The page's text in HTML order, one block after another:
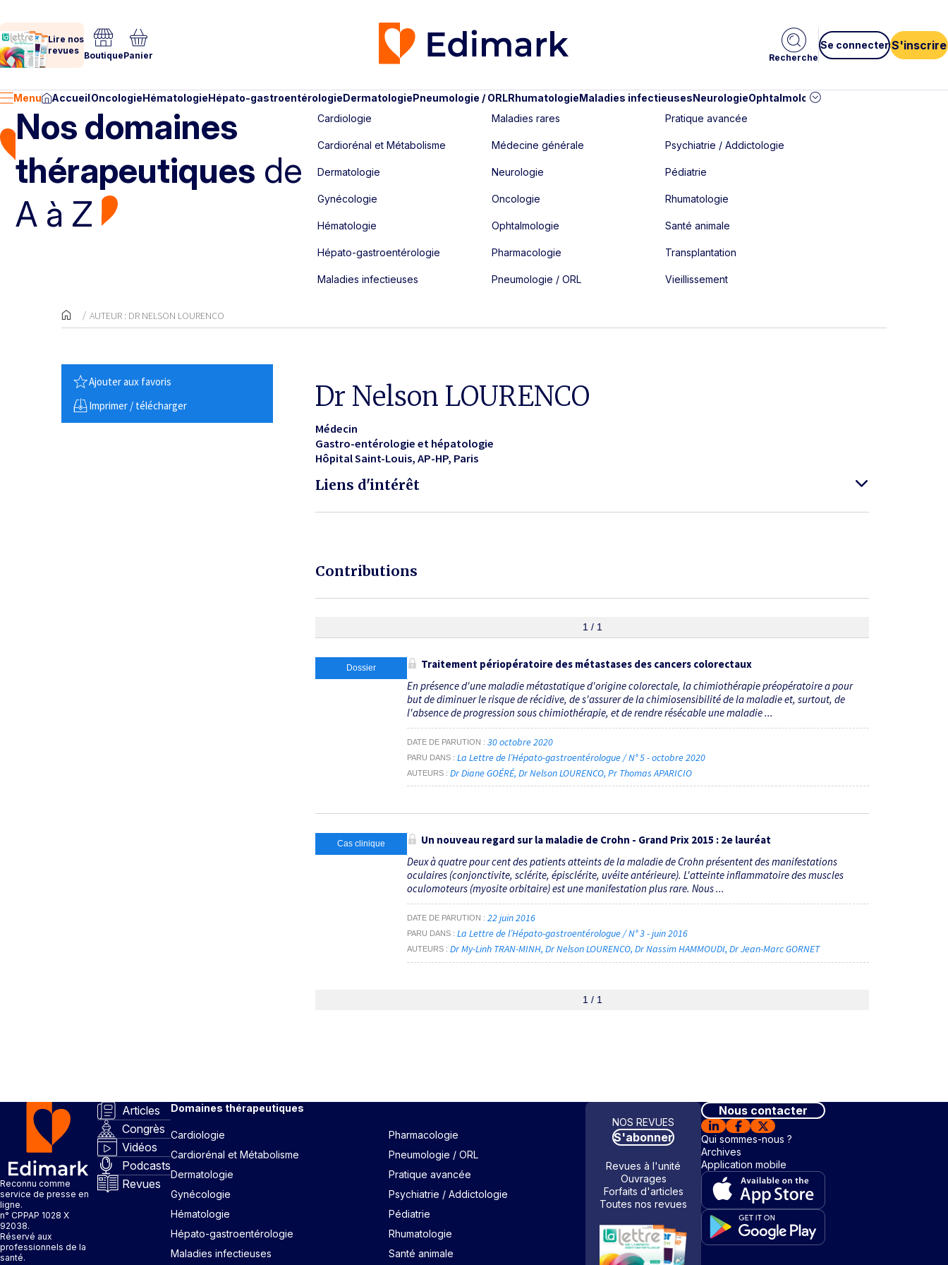
Lire nos
revues BoutiquePanier Recherche
Se connecter S'inscrire
Menu AccueilOncologieHématologieHépato-gastroentérologieDermatologiePneumologie / ORLRhumatologieMaladies infectieusesNeurologieOphtalmologie
Nos domaines
thérapeutiques de
A à Z
Cardiologie
Cardiorénal et Métabolisme
Dermatologie
Gynécologie
Hématologie
Hépato-gastroentérologie
Maladies infectieuses
Maladies rares
Médecine générale
Neurologie
Oncologie
Ophtalmologie
Pharmacologie
Pneumologie / ORL
Pratique avancée
Psychiatrie / Addictologie
Pédiatrie
Rhumatologie
Santé animale
Transplantation
Vieillissement
AUTEUR : DR NELSON LOURENCO
Ajouter aux favoris
Imprimer / télécharger
Dr Nelson LOURENCO
Médecin
Gastro-entérologie et hépatologie
Hôpital Saint-Louis, AP-HP Paris
Liens d'intérêt
Contributions
1 / 1
Dossier
Traitement périopératoire des métastases des cancers colorectaux
En présence d'une maladie métastatique d'origine colorectale, la chimiothérapie préopératoire a pour
but de diminuer le risque de récidive, de s'assurer de la chimiosensibilité de la maladie et, surtout, de
l'absence de progression sous chimiothérapie, et de rendre résécable une maladie ...
DATE DE PARUTION 30 octobre 2020
PARU DANS La Lettre de l’Hépato-gastroentérologue / N° 5 - octobre 2020
AUTEURS Dr Diane GOÉRÉ Dr Nelson LOURENCO Pr Thomas APARICIO
Cas clinique
Un nouveau regard sur la maladie de Crohn - Grand Prix 2015 : 2e lauréat
Deux à quatre pour cent des patients atteints de la maladie de Crohn présentent des manifestations
oculaires (conjonctivite, sclérite, épisclérite, uvéite antérieure). L'atteinte inflammatoire des muscles
oculomoteurs (myosite orbitaire) est une manifestation plus rare. Nous ...
DATE DE PARUTION 22 juin 2016
PARU DANS La Lettre de l’Hépato-gastroentérologue / N° 3 - juin 2016
AUTEURS Dr My-Linh TRAN-MINH Dr Nelson LOURENCO Dr Nassim HAMMOUDI Dr Jean-Marc GORNET
1 / 1
Reconnu comme
service de presse en
ligne.
n° CPPAP 1028 X
92038.
Réservé aux
professionnels de la
santé.
Articles
Congrès
Vidéos
Podcasts
Revues
Domaines thérapeutiques
Cardiologie
Cardiorénal et Métabolisme
Dermatologie
Gynécologie
Hématologie
Hépato-gastroentérologie
Maladies infectieuses
Pharmacologie
Pneumologie / ORL
Pratique avancée
Psychiatrie / Addictologie
Pédiatrie
Rhumatologie
Santé animale
NOS REVUES
S'abonner
Revues à l'unité
Ouvrages
Forfaits d'articles
Toutes nos revues
Nous contacter
Qui sommes-nous ?
Archives
Application mobile